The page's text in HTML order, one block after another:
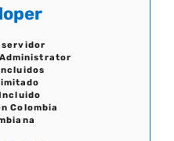
servidor
Colombia